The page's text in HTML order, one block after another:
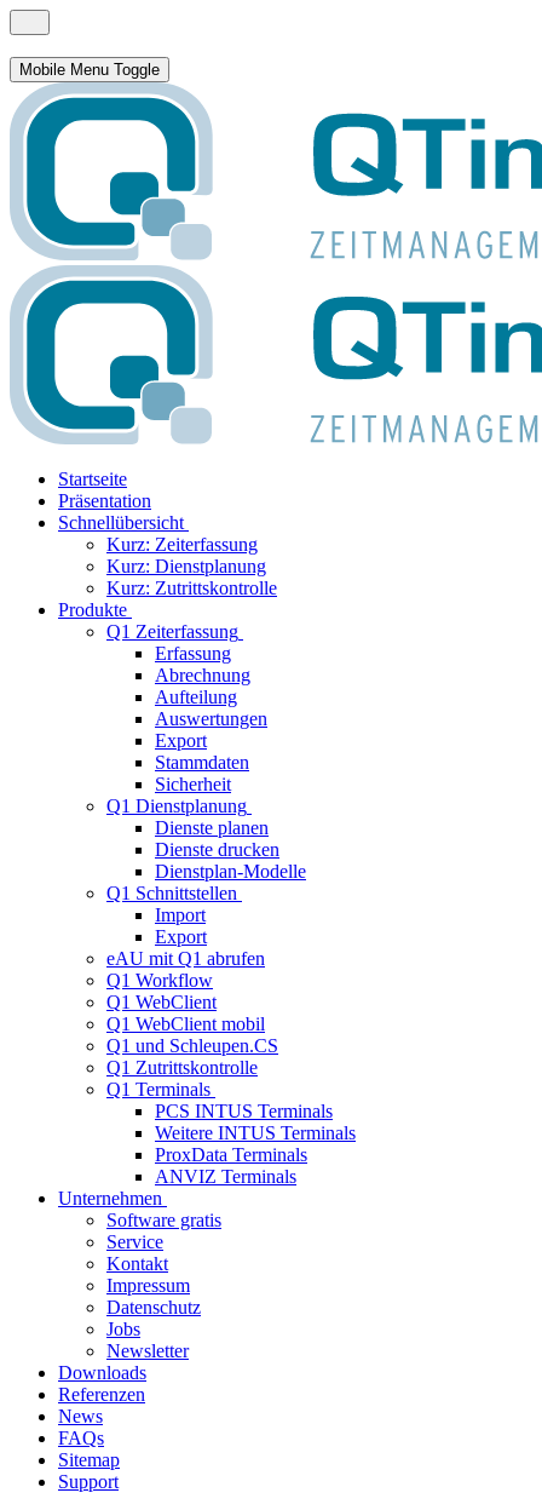
Mobile Menu Toggle
Startseite
Präsentation
Schnellübersicht
Kurz: Zeiterfassung
Kurz: Dienstplanung
Kurz: Zutrittskontrolle
Produkte
Q1 Zeiterfassung
Erfassung
Abrechnung
Aufteilung
Auswertungen
Export
Stammdaten
Sicherheit
Q1 Dienstplanung
Dienste planen
Dienste drucken
Dienstplan-Modelle
Q1 Schnittstellen
Import
Export
eAU mit Q1 abrufen
Q1 Workflow
Q1 WebClient
Q1 WebClient mobil
Q1 und Schleupen.CS
Q1 Zutrittskontrolle
Q1 Terminals
PCS INTUS Terminals
Weitere INTUS Terminals
ProxData Terminals
ANVIZ Terminals
Unternehmen
Software gratis
Service
Kontakt
Impressum
Datenschutz
Jobs
Newsletter
Downloads
Referenzen
News
FAQs
Sitemap
Support